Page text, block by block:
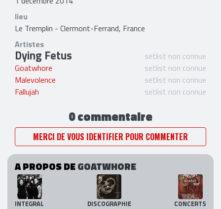
lieu
Le Tremplin - Clermont-Ferrand, France
Artistes
Dying Fetus
setlist non connue
Goatwhore
setlist non connue
Malevolence
setlist non connue
Fallujah
setlist non connue
0 commentaire
MERCI DE VOUS IDENTIFIER POUR COMMENTER
A PROPOS DEGOATWHORE
INTEGRAL DISCOGRAPHIE CONCERTS